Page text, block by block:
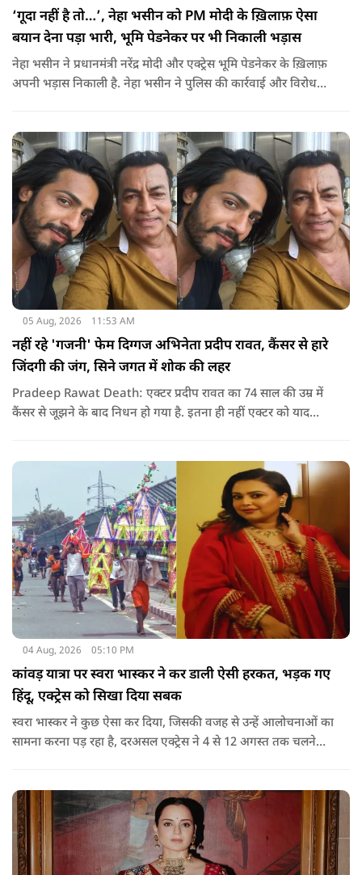
‘गूदा नहीं है तो…’, नेहा भसीन को PM मोदी के ख़िलाफ़ ऐसा
बयान देना पड़ा भारी, भूमि पेडनेकर पर भी निकाली भड़ास
नेहा भसीन ने प्रधानमंत्री नरेंद्र मोदी और एक्ट्रेस भूमि पेडनेकर के ख़िलाफ़
अपनी भड़ास निकाली है. नेहा भसीन ने पुलिस की कार्रवाई और विरोध
05 Aug, 2026 11:53 AM
नहीं रहे 'गजनी' फेम दिग्गज अभिनेता प्रदीप रावत, कैंसर से हारे
जिंदगी की जंग, सिने जगत में शोक की लहर
Pradeep Rawat Death: एक्टर प्रदीप रावत का 74 साल की उम्र में
कैंसर से जूझने के बाद निधन हो गया है. इतना ही नहीं एक्टर को याद
04 Aug, 2026 05:10 PM
कांवड़ यात्रा पर स्वरा भास्कर ने कर डाली ऐसी हरकत, भड़क गए
हिंदू, एक्ट्रेस को सिखा दिया सबक
स्वरा भास्कर ने कुछ ऐसा कर दिया, जिसकी वजह से उन्हें आलोचनाओं का
सामना करना पड़ रहा है, दरअसल एक्ट्रेस ने 4 से 12 अगस्त तक चलने
भास्कर ने अपनी भड़ास निकाली है.